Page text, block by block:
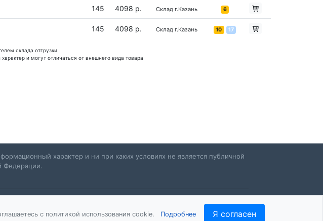
145 4098 р. Склад г.Казань 6
145 4098 р. Склад г.Казань 10 17
склада отгрузки.
и могут отличаться от внешнего вида товара
характер и ни при каких условиях не является публичной
Федерации.
с политикой использования cookie. Подробнее Я согласен